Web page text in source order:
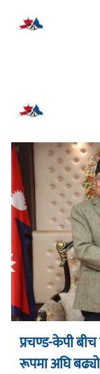
प्रचण्ड-केपी
रूपमा अघि